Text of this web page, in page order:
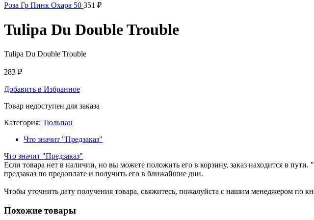
Роза Гр Пинк Охара 50 351 ₽
Tulipa Du Double Trouble
Tulipa Du Double Trouble
283 ₽
Добавить в Избранное
Товар недоступен для заказа
Категория: Тюльпан
Что значит "Предзаказ"
Что значит "Предзаказ"
Если товара нет в наличии, но вы можете положить его в корзину, заказ находится в
предзаказ по предоплате и получить его в ближайшие дни.
Чтобы уточнить дату получения товара, свяжитесь, пожалуйста с нашим менеджером по
Похожие товары